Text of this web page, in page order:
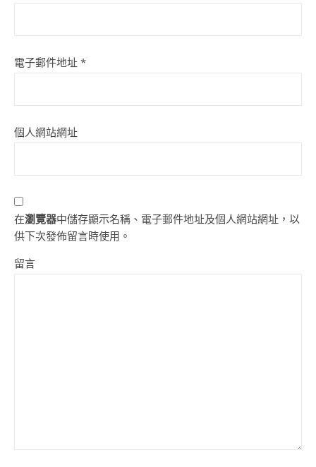
電子郵件地址 *
個人網站網址
在瀏覽器中儲存顯示名稱、電子郵件地址及個人網站網址，以
供下次發佈留言時使用。
留言